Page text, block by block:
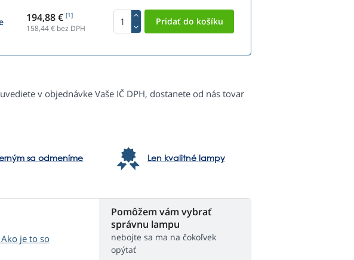
194,88 € [1]
158,44€ bez DPH
v objednávke Vaše IČ DPH, dostanete od nás tovar
sa odmeníme Len kvalitné lampy
je to so
Pomôžem vám vybrať
správnu lampu
nebojte sa ma na čokoľvek
opýtať